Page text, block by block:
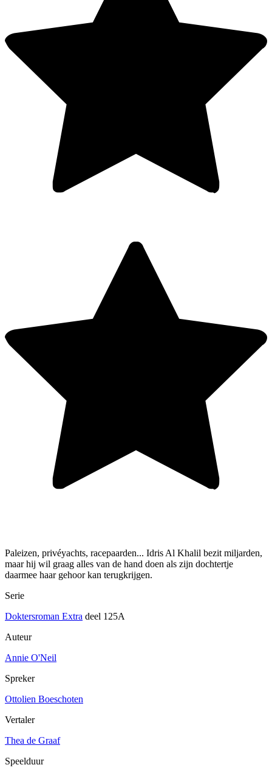
Paleizen, privéyachts, racepaarden... Idris Al Khalil bezit miljarden,
maar hij wil graag alles van de hand doen als zijn dochtertje
daarmee haar gehoor kan terugkrijgen.
Serie
Doktersroman Extra deel 125A
Auteur
Annie O'Neil
Spreker
Ottolien Boeschoten
Vertaler
Thea de Graaf
Speelduur